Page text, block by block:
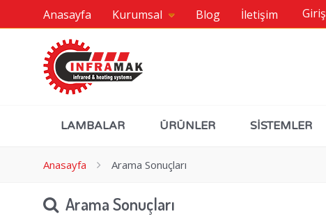
Anasayfa Kurumsal Blog İletişim Giriş
LAMBALAR ÜRÜNLER SİSTEMLER
Anasayfa Arama Sonuçları
Arama Sonuçları